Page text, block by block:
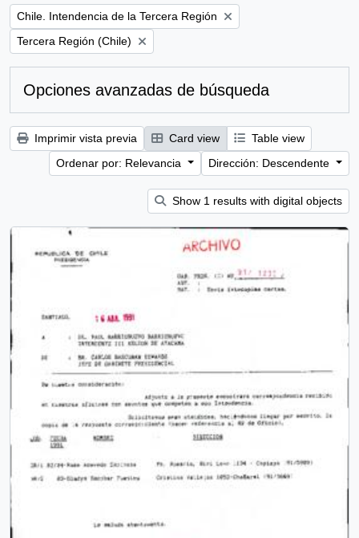
Remove filter:
Chile. Intendencia de la Tercera Región
Remove filter:
Tercera Región (Chile)
Opciones avanzadas de búsqueda
Imprimir vista previa Card view
Table view
Ordenar por: Relevancia
Dirección: Descendente
Show 1 results with digital objects